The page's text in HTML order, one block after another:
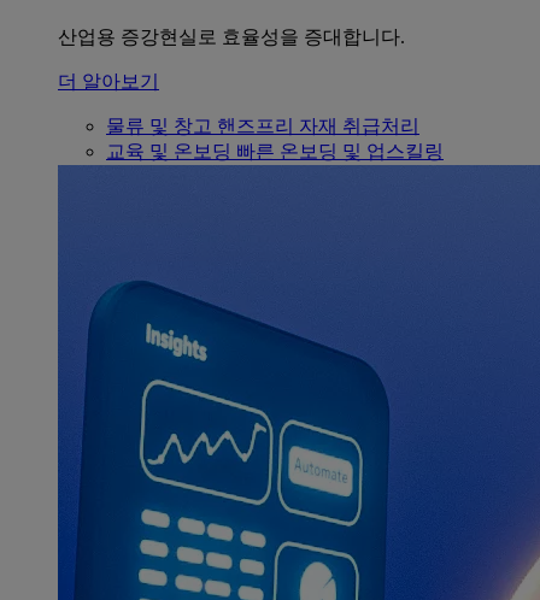
산업용 증강현실로 효율성을 증대합니다.
더 알아보기
물류 및 창고 핸즈프리 자재 취급처리
교육 및 온보딩 빠른 온보딩 및 업스킬링